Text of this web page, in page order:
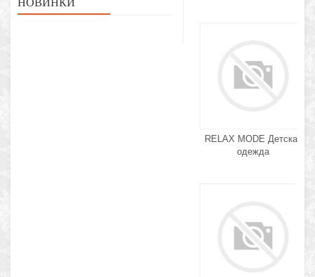
НОВИНКИ
RELAX MODE Детская
одежда